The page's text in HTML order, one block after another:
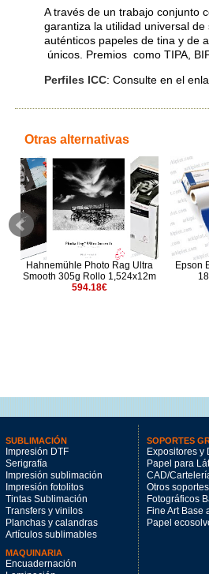
A través de un trabajo conjunto
garantiza la utilidad universal
auténticos papeles de tina y de
únicos. Premios como TIPA,
Perfiles ICC: Consulte en el
Otras alternativas
Hahnemühle Photo Rag Ultra
Smooth 305g Rollo 1,524x12m
594.18€
Epson
SUBLIMACIÓN
Impresión DTF
Serigrafía
Impresión sublimación
Impresión fotolitos
Tintas Sublimación
Transfers y vinilos
Planchas y calandras
Artículos sublimables
MAQUINARIA
Encuadernación
SOPORTES
Expositores y
Papel para
CAD/
Otros soportes
Fotográficos
Fine Art Base
Papel